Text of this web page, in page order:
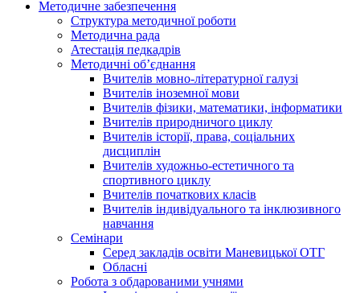
Методичне забезпечення
Структура методичної роботи
Методична рада
Атестація педкадрів
Методичні об’єднання
Вчителів мовно-літературної галузі
Вчителів іноземної мови
Вчителів фізики, математики, інформатики
Вчителів природничого циклу
Вчителів історії, права, соціальних
дисциплін
Вчителів художньо-естетичного та
спортивного циклу
Вчителів початкових класів
Вчителів індивідуального та інклюзивного
навчання
Семінари
Серед закладів освіти Маневицької ОТГ
Обласні
Робота з обдарованими учнями